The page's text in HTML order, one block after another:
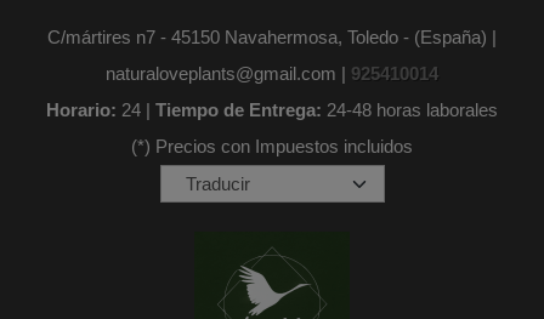
C/mártires n7 - 45150 Navahermosa, Toledo - (España) |
naturaloveplants@gmail.com | 925410014
Horario: 24 | Tiempo de Entrega: 24-48 horas laborales
(*) Precios con Impuestos incluidos